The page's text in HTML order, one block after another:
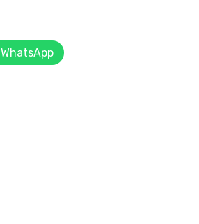
WhatsApp